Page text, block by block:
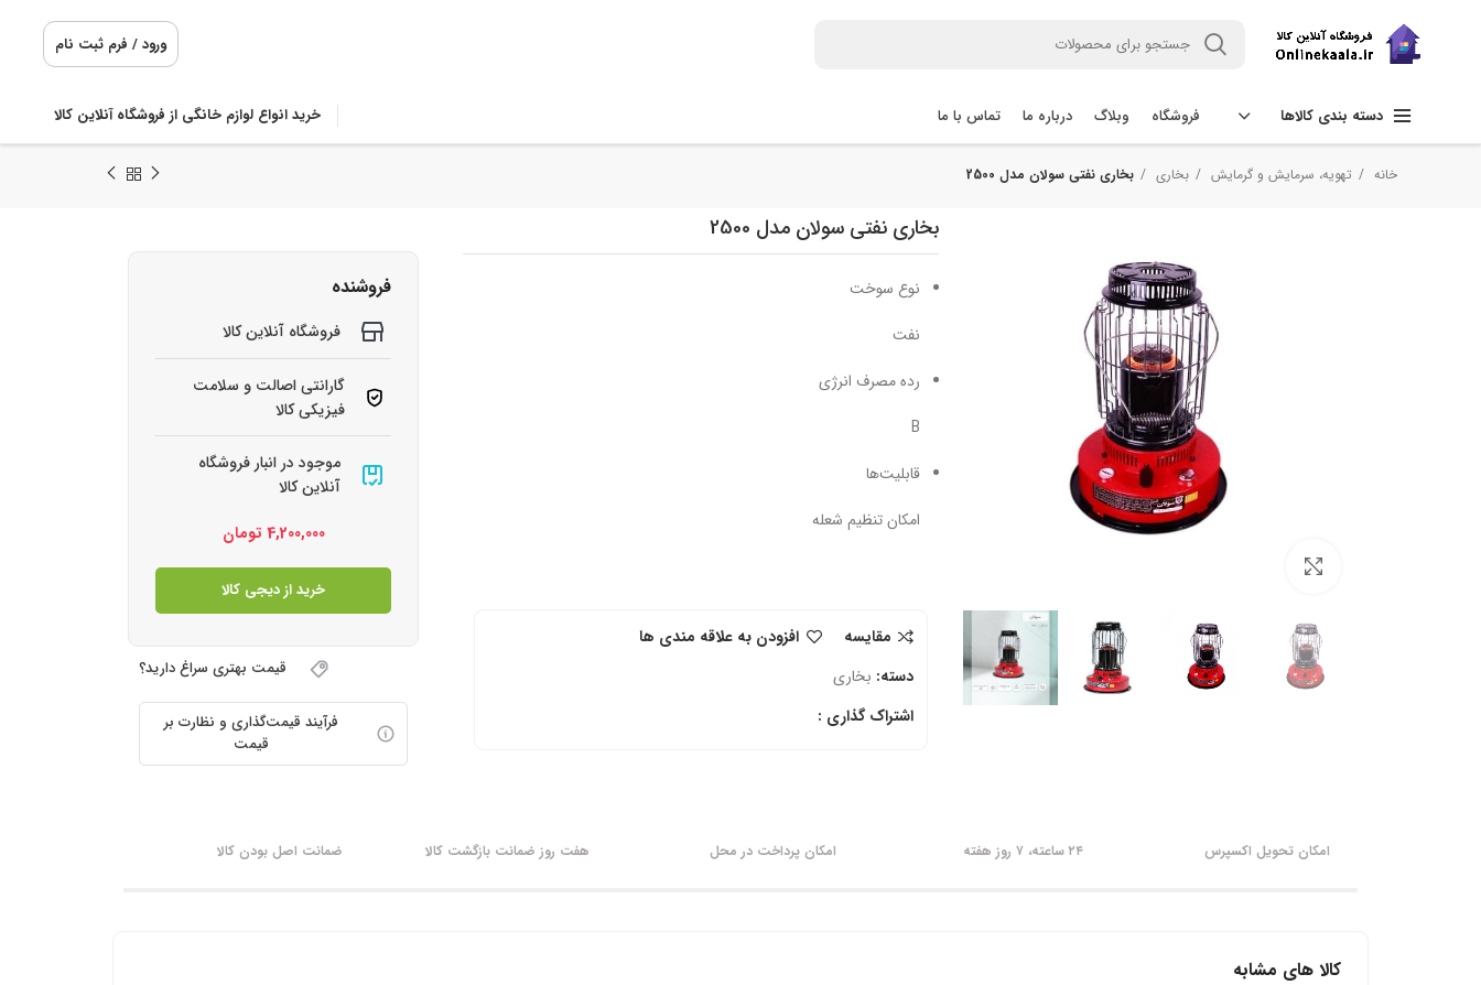
ورود / فرم ثبت نام
دسته بندی کالاها فروشگاه وبلاگ درباره ما تماس با ما خرید انواع لوازم خانگی از فروشگاه آنلاین کالا
خانه تهویه، سرمایش و گرمایش بخاری بخاری نفتی سولان مدل 2500
بخاری نفتی سولان مدل 2500
نوع سوخت
نفت
رده مصرف انرژی
B
قابلیت‌ها
امکان تنظیم شعله
مقایسه
افزودن به علاقه مندی ها
دسته: بخاری
اشتراک گذاری :
فروشنده
فروشگاه آنلاین کالا
گارانتی اصالت و سلامت
فیزیکی کالا
موجود در انبار فروشگاه
آنلاین کالا
4,200,000 تومان
خرید از دیجی کالا
قیمت بهتری سراغ دارید؟
فرآیند قیمت‌گذاری و نظارت بر
قیمت
امکان تحویل اکسپرس ۲۴ ساعته، ۷ روز هفته امکان پرداخت در محل هفت روز ضمانت بازگشت کالا ضمانت اصل بودن کالا
کالا های مشابه